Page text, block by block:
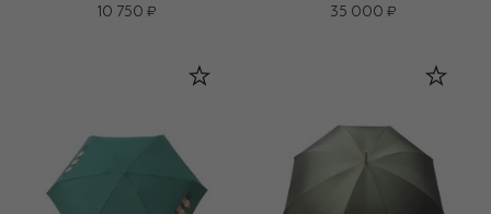
10 750 ₽
35 000 ₽